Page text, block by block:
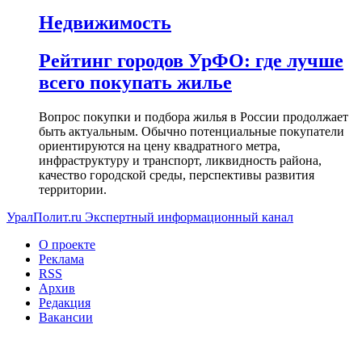
Недвижимость
Рейтинг городов УрФО: где лучше
всего покупать жилье
Вопрос покупки и подбора жилья в России продолжает
быть актуальным. Обычно потенциальные покупатели
ориентируются на цену квадратного метра,
инфраструктуру и транспорт, ликвидность района,
качество городской среды, перспективы развития
территории.
УралПолит.ru Экспертный информационный канал
О проекте
Реклама
RSS
Архив
Редакция
Вакансии